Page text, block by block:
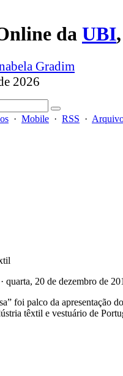
da UBI
Gradim
2026
· Mobile · RSS ·
quarta, 20 de dezembro de
foi palco da apresentação do
têxtil e vestuário de